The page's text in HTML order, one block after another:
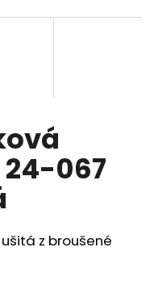
067
z broušené